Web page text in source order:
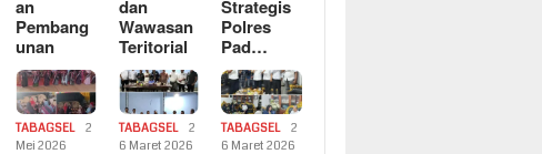
an
Pembang
unan
dan
Wawasan
Teritorial
Strategis
Polres
Pad…
TABAGSEL
2
Mei 2026
TABAGSEL
2
6 Maret 2026
TABAGSEL
2
6 Maret 2026